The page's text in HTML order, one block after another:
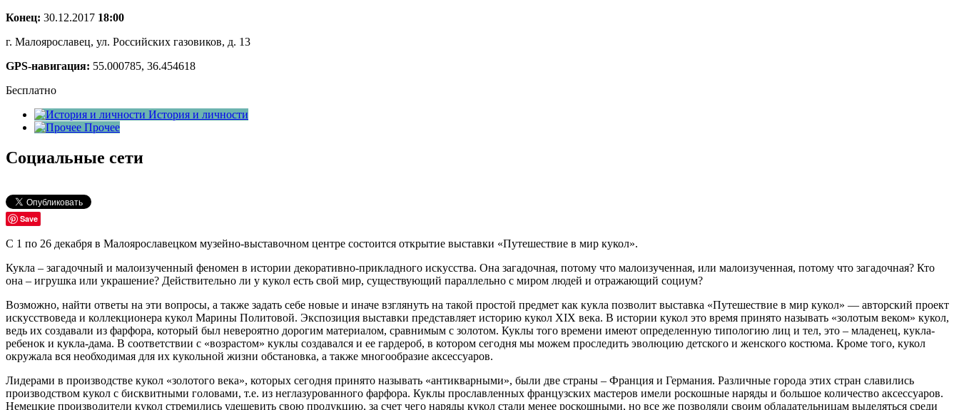
Конец: 30.12.2017 18:00
г. Малоярославец, ул. Российских газовиков, д. 13
GPS-навигация: 55.000785, 36.454618
Бесплатно
История и личности
Прочее
Социальные сети
Save
С 1 по 26 декабря в Малоярославецком музейно-выставочном центре состоится открытие выставки «Путешествие в мир кукол».
Кукла – загадочный и малоизученный феномен в истории декоративно-прикладного искусства. Она загадочная, потому что малоизученная, или малоизученная, потому что загадочная? Кто
она – игрушка или украшение? Действительно ли у кукол есть свой мир, существующий параллельно с миром людей и отражающий социум?
Возможно, найти ответы на эти вопросы, а также задать себе новые и иначе взглянуть на такой простой предмет как кукла позволит выставка «Путешествие в мир кукол» — авторский проект
искусствоведа и коллекционера кукол Марины Политовой. Экспозиция выставки представляет историю кукол XIX века. В истории кукол это время принято называть «золотым веком» кукол,
ведь их создавали из фарфора, который был невероятно дорогим материалом, сравнимым с золотом. Куклы того времени имеют определенную типологию лиц и тел, это – младенец, кукла-
ребенок и кукла-дама. В соответствии с «возрастом» куклы создавался и ее гардероб, в котором сегодня мы можем проследить эволюцию детского и женского костюма. Кроме того, кукол
окружала вся необходимая для их кукольной жизни обстановка, а также многообразие аксессуаров.
Лидерами в производстве кукол «золотого века», которых сегодня принято называть «антикварными», были две страны – Франция и Германия. Различные города этих стран славились
производством кукол с бисквитными головами, т.е. из неглазурованного фарфора. Куклы прославленных французских мастеров имели роскошные наряды и большое количество аксессуаров.
Немецкие производители кукол стремились удешевить свою продукцию, за счет чего наряды кукол стали менее роскошными, но все же позволяли своим обладательницам выделяться среди